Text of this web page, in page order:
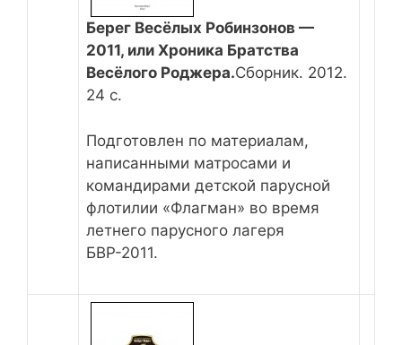
Берег Весёлых Робинзонов —
2011, или Хроника Братства
Весёлого Роджера.Сборник. 2012.
24 с.
Подготовлен по материалам,
написанными матросами и
командирами детской парусной
флотилии «Флагман» во время
летнего парусного лагеря
БВР-2011.